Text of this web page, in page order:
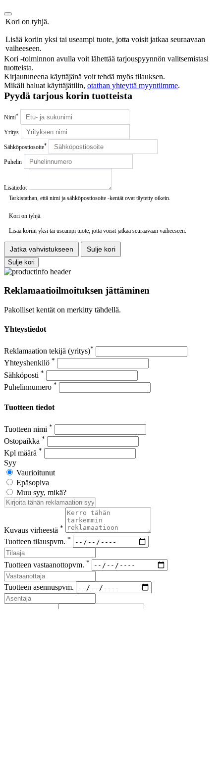
Kori on tyhjä.
Lisää koriin yksi tai useampi tuote, jotta voisit jatkaa seuraavaan
vaiheeseen.
Kori -toiminnon avulla voit lähettää tarjouspyynnön valitsemistasi
tuotteista.
Kirjautuneena käyttäjänä voit tehdä myös tilauksen.
Mikäli haluat käyttäjätilin, otathan yhteyttä myyntiimme.
Pyydä tarjous korin tuotteista
Nimi*
Yritys
Sähköpostiosoite*
Puhelin
Lisätiedot
Tarkistathan, että nimi ja sähköpostiosoite -kentät ovat täytetty oikein.
Kori on tyhjä.
Lisää koriin yksi tai useampi tuote, jotta voisit jatkaa seuraavaan vaiheeseen.
Jatka vahvistukseen
Sulje kori
Sulje kori
Reklamaatioilmoituksen jättäminen
Pakolliset kentät on merkitty tähdellä.
Yhteystiedot
Reklamaation tekijä (yritys)*
Yhteyshenkilö *
Sähköposti *
Puhelinnumero *
Tuotteen tiedot
Tuotteen nimi *
Ostopaikka *
Kpl määrä *
Syy
Vaurioitunut
Epäsopiva
Muu syy, mikä?
Kuvaus virheestä *
Tuotteen tilauspvm. *
Tuotteen vastaanottopvm. *
Tuotteen asennuspvm.